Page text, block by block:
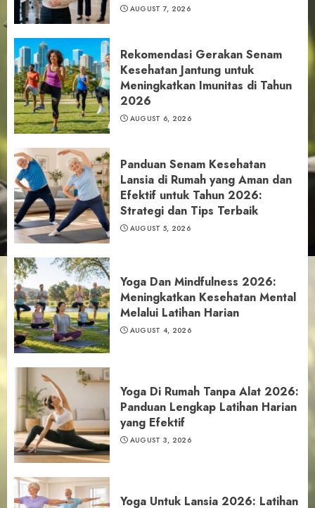
AUGUST 7, 2026
Rekomendasi Gerakan Senam
Kesehatan Jantung untuk
Meningkatkan Imunitas di Tahun
2026
AUGUST 6, 2026
Panduan Senam Kesehatan
Lansia di Rumah yang Aman dan
Efektif untuk Tahun 2026:
Strategi dan Tips Terbaik
AUGUST 5, 2026
Yoga Dan Mindfulness 2026:
Meningkatkan Kesehatan Mental
Melalui Latihan Harian
AUGUST 4, 2026
Yoga Di Rumah Tanpa Alat 2026:
Panduan Lengkap Latihan Harian
yang Efektif
AUGUST 3, 2026
Yoga Untuk Lansia 2026: Latihan